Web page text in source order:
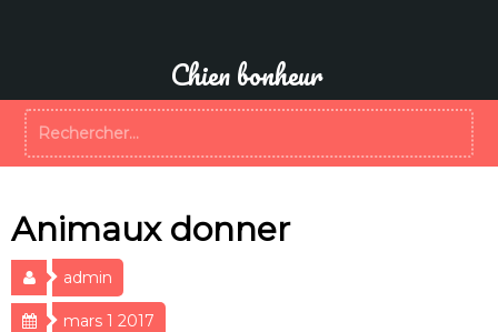
Chien bonheur
Animaux donner
admin
mars 1 2017
Rechercher :